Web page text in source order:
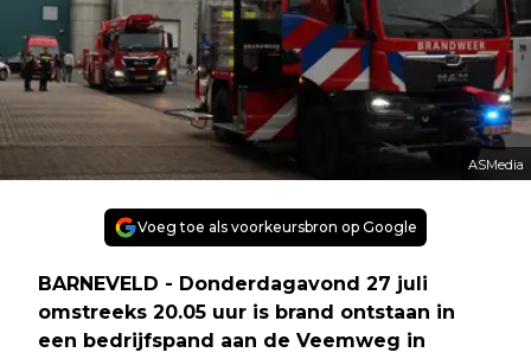
ASMedia
Voeg toe als voorkeursbron op Google
BARNEVELD - Donderdagavond 27 juli
omstreeks 20.05 uur is brand ontstaan in
een bedrijfspand aan de Veemweg in